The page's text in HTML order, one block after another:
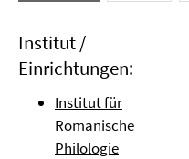
Institut /
Einrichtungen:
Institut für
Romanische
Philologie